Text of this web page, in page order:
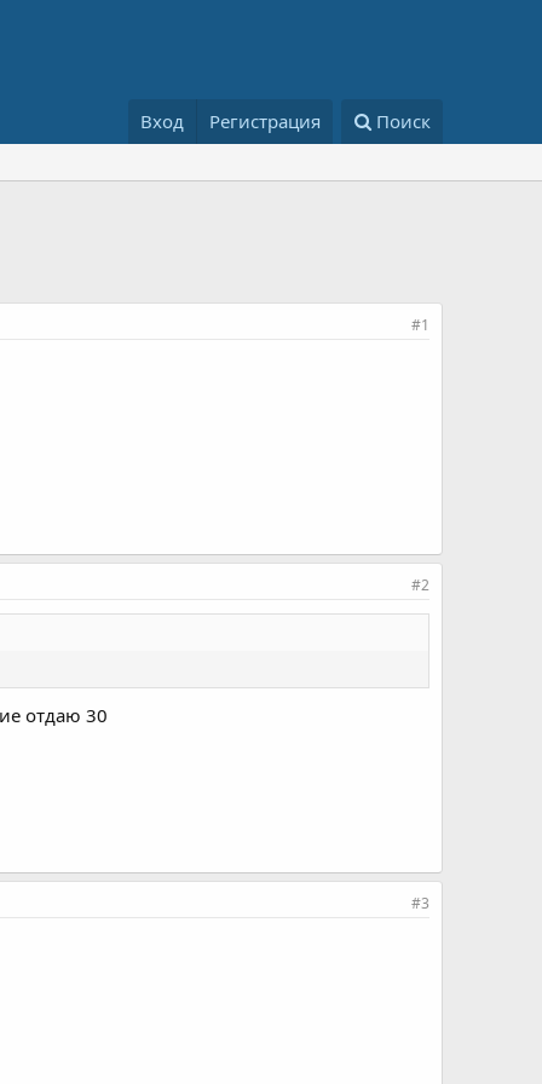
Вход Регистрация Поиск
#1
#2
отдаю 30
#3